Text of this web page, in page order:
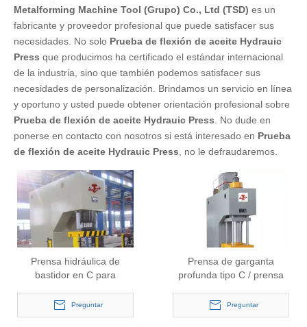
Metalforming Machine Tool (Grupo) Co., Ltd (TSD) es un
fabricante y proveedor profesional que puede satisfacer sus
necesidades. No solo Prueba de flexión de aceite Hydrauic
Press que producimos ha certificado el estándar internacional
de la industria, sino que también podemos satisfacer sus
necesidades de personalización. Brindamos un servicio en línea
y oportuno y usted puede obtener orientación profesional sobre
Prueba de flexión de aceite Hydrauic Press . No dude en
ponerse en contacto con nosotros si está interesado en Prueba
de flexión de aceite Hydrauic Press , no le defraudaremos.
Prensa hidráulica de
bastidor en C para
(Y41-40)
Preguntar
Prensa de garganta
profunda tipo C / prensa
Preguntar